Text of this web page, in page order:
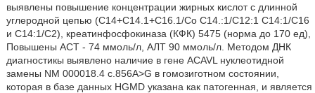
выявлены повышение концентрации жирных кислот с длинной
углеродной цепью (С14+С14.1+С16.1/Со С14.:1/С12:1 С14:1/С16
и С14:1/С2), креатинфосфокиназа (КФК) 5475 (норма до 170 ед),
Повышены ACT - 74 ммоль/л, АЛТ 90 ммоль/л. Методом ДНК
диагностикы выявлено наличие в гене ACAVL нуклеотидной
замены NM 000018.4 c.856A>G в гомозиготном состоянии,
которая в базе данных HGMD указана как патогенная, и является